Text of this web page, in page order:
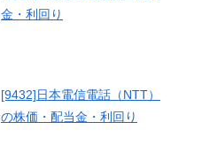
金・利回り
[9432]日本電信電話（NTT）
の株価・配当金・利回り